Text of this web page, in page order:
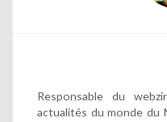
Responsable du
actualités du monde du